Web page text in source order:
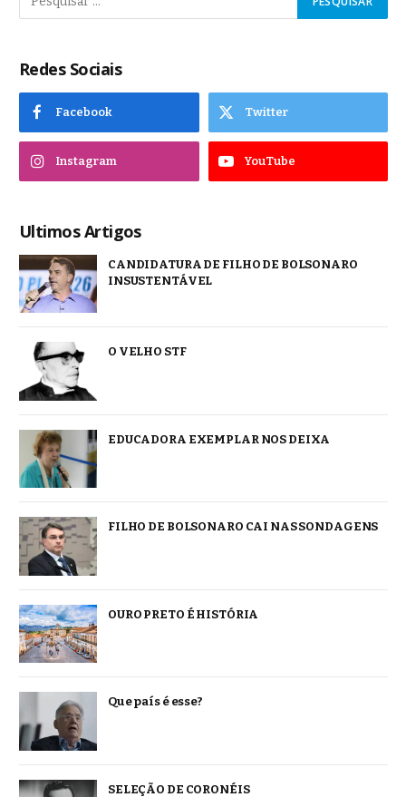
Redes Sociais
Facebook Twitter
Instagram YouTube
Ultimos Artigos
CANDIDATURA DE FILHO DE BOLSONARO
INSUSTENTÁVEL
O VELHO STF
EDUCADORA EXEMPLAR NOS DEIXA
FILHO DE BOLSONARO CAI NAS SONDAGENS
OURO PRETO É HISTÓRIA
Que país é esse?
SELEÇÃO DE CORONÉIS